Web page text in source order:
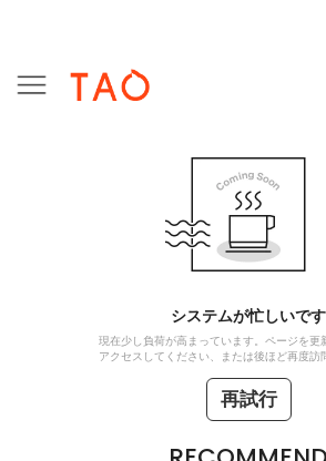
システムが忙しいです
現在少し負荷が高まっています。ページを更
アクセスしてください、または後ほど再度訪
再試行